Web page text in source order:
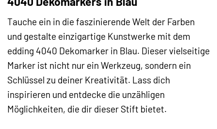
Tauche ein in die faszinierende Welt der Farben
und gestalte einzigartige Kunstwerke mit dem
edding 4040 Dekomarker in Blau. Dieser vielseitige
Marker ist nicht nur ein Werkzeug, sondern ein
Schlüssel zu deiner Kreativität. Lass dich
inspirieren und entdecke die unzähligen
Möglichkeiten, die dir dieser Stift bietet.